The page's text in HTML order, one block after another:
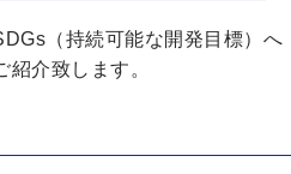
（持続可能な開発目標）へ
紹介致します。